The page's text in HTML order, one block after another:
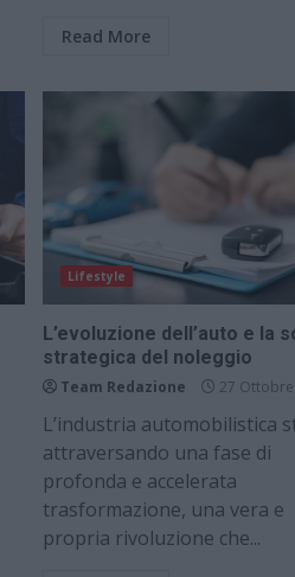
Read More
Lifestyle
L’evoluzione dell’auto e la
strategica del noleggio
Team Redazione 27
L’industria automobilistica
attraversando una fase di
profonda e accelerata
trasformazione, una vera e
propria rivoluzione che...